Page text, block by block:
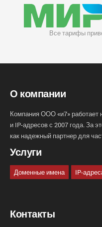
Все тарифы
О компании
Компания ООО «и7» работает
и IP-адресов с 2007 года. За
как надежный партнер для
Услуги
Доменные имена IP-
Контакты